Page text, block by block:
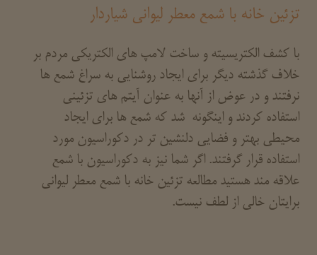
تزئین خانه با شمع معطر لیوانی شیاردار
با کشف الکتریسیته و ساخت لامپ های الکتریکی مردم بر
خلاف گذشته دیگر برای ایجاد روشنایی به سراغ شمع ها
نرفتند و در عوض از آنها به عنوان آیتم های تزئینی
استفاده کردند و اینگونه شد که شمع ها برای ایجاد
محیطی بهتر و فضایی دلنشین تر در دکوراسیون مورد
استفاده قرار گرفتند. اگر شما نیز به دکوراسیون با شمع
علاقه مند هستید مطالعه تزئین خانه با شمع معطر لیوانی
برایتان خالی از لطف نیست.